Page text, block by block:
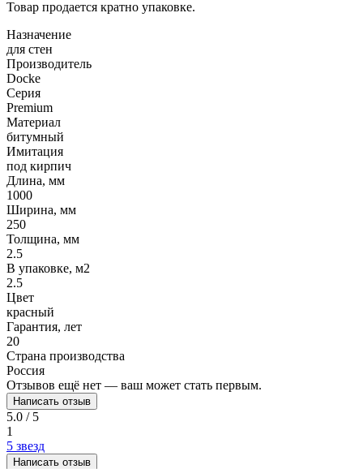
Товар продается кратно упаковке.
Назначение
для стен
Производитель
Docke
Серия
Premium
Материал
битумный
Имитация
под кирпич
Длина, мм
1000
Ширина, мм
250
Толщина, мм
2.5
В упаковке, м2
2.5
Цвет
красный
Гарантия, лет
20
Страна производства
Россия
Отзывов ещё нет — ваш может стать первым.
Написать отзыв
5.0 / 5
1
5 звезд
Написать отзыв